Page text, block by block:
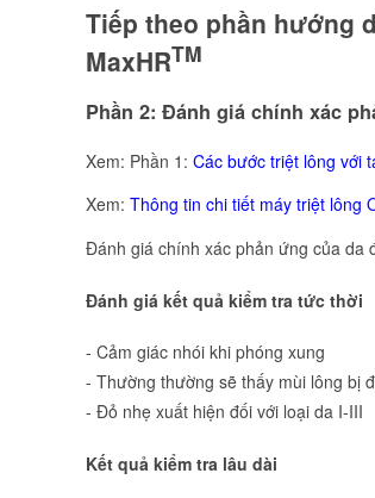
Tiếp theo phần hướng
MaxHRTM
Phần 2: Đánh giá chính xác
Xem: Phần 1: Các bước triệt lông với
Xem: Thông tin chi tiết máy triệt lông
Đánh giá chính xác phản ứng của da
Đánh giá kết quả kiểm tra tức thời
- Cảm giác nhói khi phóng xung
- Thường thường sẽ thấy mùi lông bị
- Đỏ nhẹ xuất hiện đối với loại da I-III
Kết quả kiểm tra lâu dài